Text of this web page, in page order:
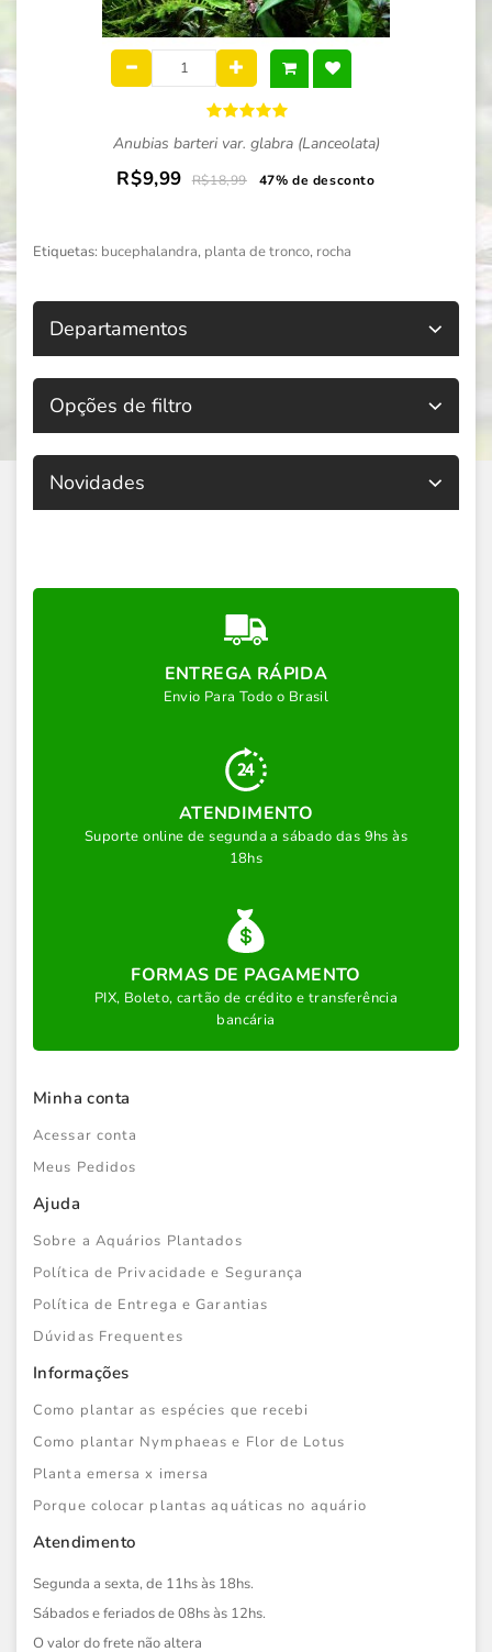
Anubias barteri var. glabra (Lanceolata)
R$9,99 R$18,99 47% de desconto
Etiquetas: bucephalandra, planta de tronco, rocha
Departamentos
Opções de filtro
Novidades
ENTREGA RÁPIDA
Envio Para Todo o Brasil
ATENDIMENTO
Suporte online de segunda a sábado das 9hs às
18hs
FORMAS DE PAGAMENTO
PIX, Boleto, cartão de crédito e transferência
bancária
Minha conta
Acessar conta
Meus Pedidos
Ajuda
Sobre a Aquários Plantados
Política de Privacidade e Segurança
Política de Entrega e Garantias
Dúvidas Frequentes
Informações
Como plantar as espécies que recebi
Como plantar Nymphaeas e Flor de Lotus
Planta emersa x imersa
Porque colocar plantas aquáticas no aquário
Atendimento
Segunda a sexta, de 11hs às 18hs.
Sábados e feriados de 08hs às 12hs.
O valor do frete não altera